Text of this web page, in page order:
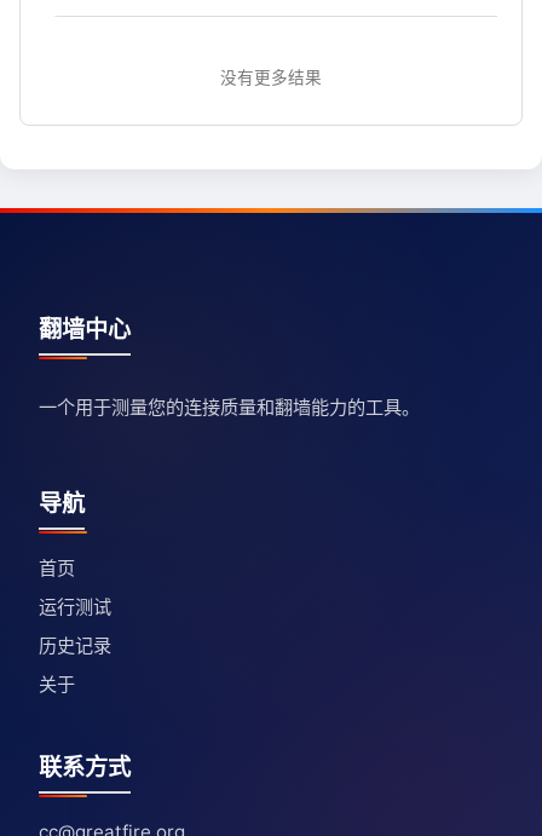
没有更多结果
翻墙中心
一个用于测量您的连接质量和翻墙能力的工具。
导航
首页
运行测试
历史记录
关于
联系方式